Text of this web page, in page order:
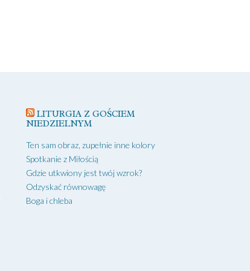
LITURGIA Z GOŚCIEM
NIEDZIELNYM
Ten sam obraz, zupełnie inne kolory
Spotkanie z Miłością
Gdzie utkwiony jest twój wzrok?
Odzyskać równowagę
Boga i chleba